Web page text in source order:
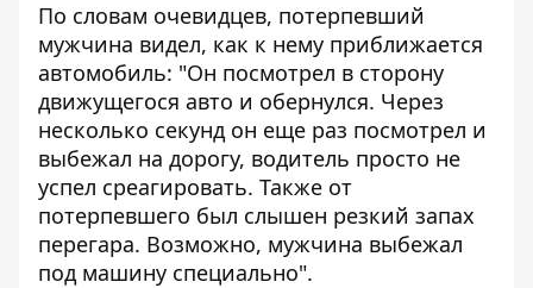
По словам очевидцев, потерпевший
мужчина видел, как к нему приближается
автомобиль: "Он посмотрел в сторону
движущегося авто и обернулся. Через
несколько секунд он еще раз посмотрел и
выбежал на дорогу, водитель просто не
успел среагировать. Также от
потерпевшего был слышен резкий запах
перегара. Возможно, мужчина выбежал
под машину специально".